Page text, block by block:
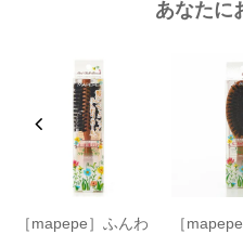
あなたに
［mapepe］ふんわ
［